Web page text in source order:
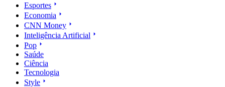
Esportes
Economia
CNN Money
Inteligência Artificial
Pop
Saúde
Ciência
Tecnologia
Style